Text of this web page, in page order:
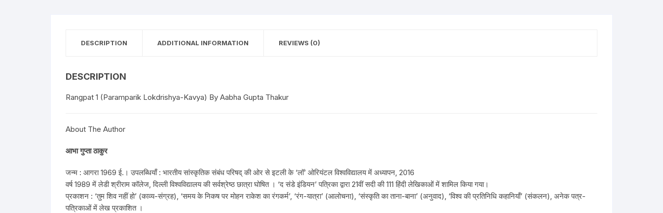
DESCRIPTION ADDITIONAL INFORMATION REVIEWS (0)
DESCRIPTION
Rangpat 1 (Paramparik Lokdrishya-Kavya) By Aabha Gupta Thakur
About The Author
आभा गुप्ता ठाकुर
जन्म : आगरा 1969 ई.। उपलब्धियाँ : भारतीय सांस्कृतिक संबंध परिषद् की ओर से इटली के ‘लॉ’ ओरियंटल विश्वविद्यालय में अध्यापन, 2016
वर्ष 1989 में लेडी श्रीराम कॉलेज, दिल्ली विश्वविद्यालय की सर्वश्रेष्ठ छात्रा घोषित । ‘द संडे इंडियन’ पत्रिका द्वारा 21वीं सदी की 111 हिंदी लेखिकाओं में शामिल किया गया।
प्रकाशन : ‘तुम शिव नहीं हो’ (काव्य-संग्रह), ‘समय के निकष पर मोहन राकेश का रंगकर्म’, ‘रंग-यात्रा’ (आलोचना), ‘संस्कृति का ताना-बाना’ (अनुवाद), ‘विश्व की प्रतिनिधि कहानियाँ’ (संकलन), अनेक पत्र-
पत्रिकाओं में लेख प्रकाशित ।